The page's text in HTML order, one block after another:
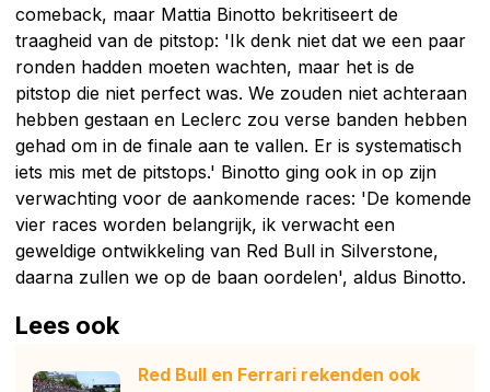
comeback, maar Mattia Binotto bekritiseert de
traagheid van de pitstop: 'Ik denk niet dat we een paar
ronden hadden moeten wachten, maar het is de
pitstop die niet perfect was. We zouden niet achteraan
hebben gestaan en Leclerc zou verse banden hebben
gehad om in de finale aan te vallen. Er is systematisch
iets mis met de pitstops.' Binotto ging ook in op zijn
verwachting voor de aankomende races: 'De komende
vier races worden belangrijk, ik verwacht een
geweldige ontwikkeling van Red Bull in Silverstone,
daarna zullen we op de baan oordelen', aldus Binotto.
Lees ook
Red Bull en Ferrari rekenden ook